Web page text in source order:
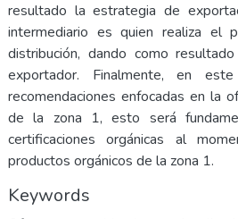
resultado la estrategia de
intermediario es quien realiza el
distribución, dando como
exportador. Finalmente, en
recomendaciones enfocadas en la
de la zona 1, esto será
certificaciones orgánicas al
productos orgánicos de la zona 1.
Keywords